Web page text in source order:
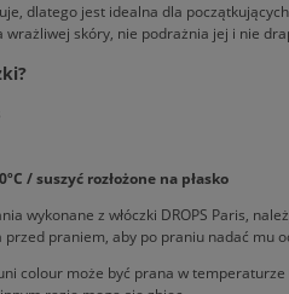
dlatego jest idealna dla
wrażliwej skóry, nie podrażnia jej i nie
/ suszyć rozłożone na płasko
wykonane z włóczki DROPS Paris,
praniem, aby po praniu nadać mu
uni colour może być prana w